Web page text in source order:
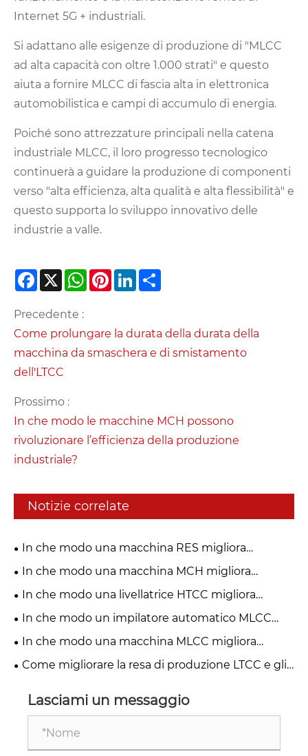
Internet 5G + industriali.
Si adattano alle esigenze di produzione di "MLCC
ad alta capacità con oltre 1.000 strati" e questo
aiuta a fornire MLCC di fascia alta in elettronica
automobilistica e campi di accumulo di energia.
Poiché sono attrezzature principali nella catena
industriale MLCC, il loro progresso tecnologico
continuerà a guidare la produzione di componenti
verso "alta efficienza, alta qualità e alta flessibilità" e
questo supporta lo sviluppo innovativo delle
industrie a valle.
Facebook
X WhatsApp
PinterestLinkedIn
Precedente :
Come prolungare la durata della durata della
macchina da smaschera e di smistamento
dell'LTCC
Prossimo :
In che modo le macchine MCH possono
rivoluzionare l’efficienza della produzione
industriale?
Notizie correlate
In che modo una macchina RES migliora
l’efficienza industriale?
In che modo una macchina MCH migliora
l'efficienza produttiva?
In che modo una livellatrice HTCC migliora
l'efficienza produttiva?
In che modo un impilatore automatico MLCC
trasforma la produzione di precisione?
In che modo una macchina MLCC migliora
l'efficienza e la qualità della produzione?
Come migliorare la resa di produzione LTCC e gli
rimozione automatica delle polveri LTCC YSR？
Lasciami un messaggio